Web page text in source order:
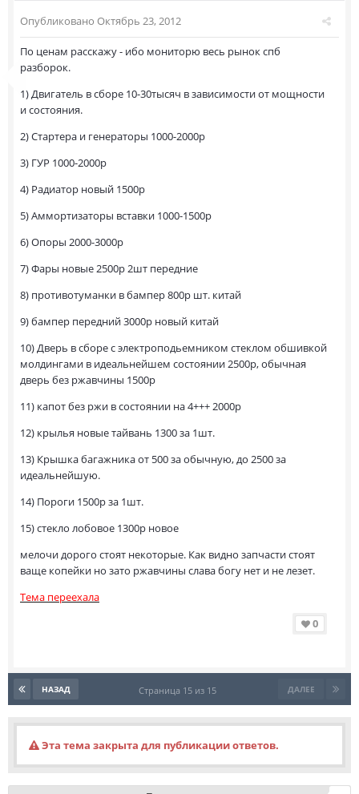
Опубликовано Октябрь 23, 2012
По ценам расскажу - ибо мониторю весь рынок спб
разборок.
1) Двигатель в сборе 10-30тысяч в зависимости от мощности
и состояния.
2) Стартера и генераторы 1000-2000р
3) ГУР 1000-2000р
4) Радиатор новый 1500р
5) Аммортизаторы вставки 1000-1500р
6) Опоры 2000-3000р
7) Фары новые 2500р 2шт передние
8) противотуманки в бампер 800р шт. китай
9) бампер передний 3000р новый китай
10) Дверь в сборе с электроподьемником стеклом обшивкой
молдингами в идеальнейшем состоянии 2500р, обычная
дверь без ржавчины 1500р
11) капот без ржи в состоянии на 4+++ 2000р
12) крылья новые тайвань 1300 за 1шт.
13) Крышка багажника от 500 за обычную, до 2500 за
идеальнейшую.
14) Пороги 1500р за 1шт.
15) стекло лобовое 1300р новое
мелочи дорого стоят некоторые. Как видно запчасти стоят
ваще копейки но зато ржавчины слава богу нет и не лезет.
Тема переехала
0
НАЗАД ДАЛЕЕ
Страница 15 из 15
Эта тема закрыта для публикации ответов.